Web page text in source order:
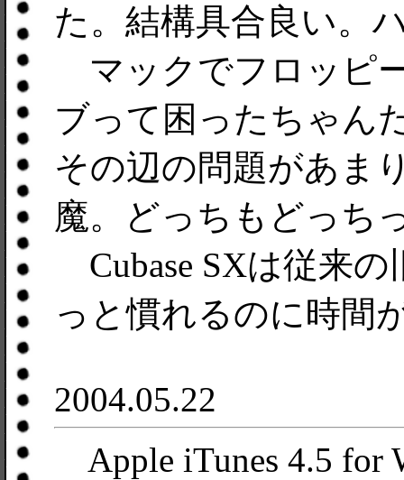
た。結構具合良い。
マックでフロッピ
ブって困ったちゃん
その辺の問題があま
魔。どっちもどっち
Cubase SXは従来の
っと慣れるのに時間
2004.05.22
Apple iTunes 4.5 for